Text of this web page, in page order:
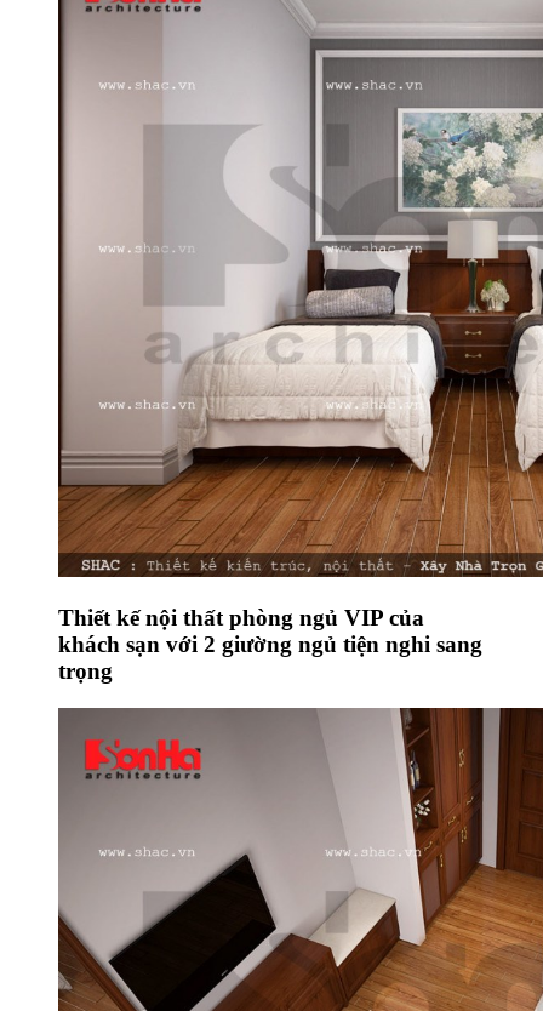
Thiết kế nội thất phòng ngủ VIP của
khách sạn với 2 giường ngủ tiện nghi sang
trọng